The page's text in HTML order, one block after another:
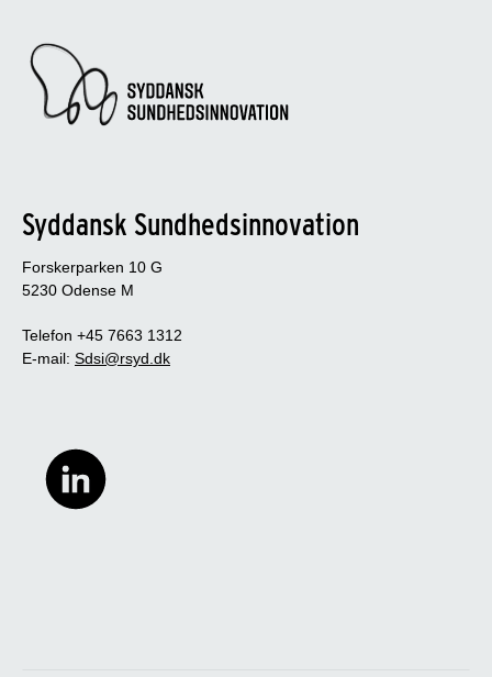
Syddansk Sundhedsinnovation
Forskerparken 10 G
5230 Odense M
Telefon +45 7663 1312
E-mail: Sdsi@rsyd.dk